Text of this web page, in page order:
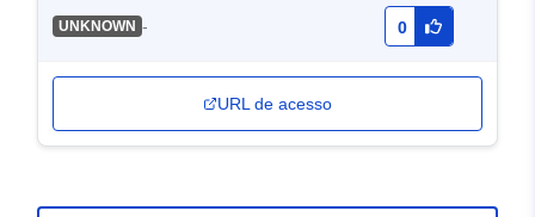
UNKNOWN - 0
URL de acesso